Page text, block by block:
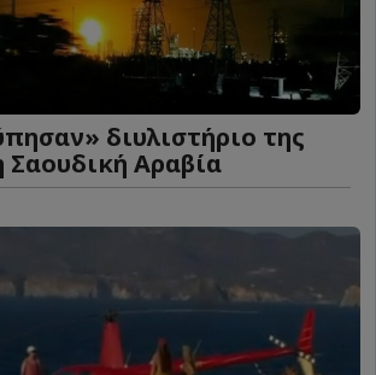
διυλιστήριο της
Σαουδική Αραβία